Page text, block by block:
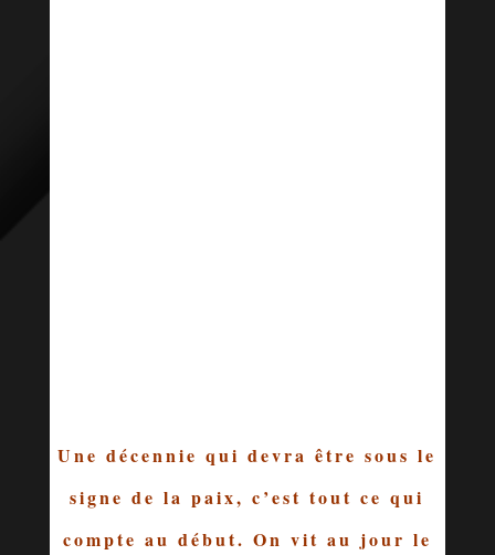
Une décennie qui devra être sous le
signe de la paix, c’est tout ce qui
compte au début. On vit au jour le